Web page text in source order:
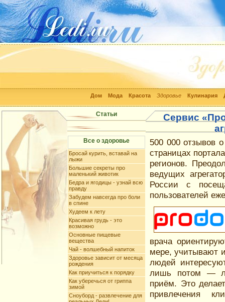
Дом Мода Красота Здоровье Кулинария
Статьи
Сервис
Все о здоровье
Бросай курить, вставай на
лыжи
Большие секреты про
маленький животик
Бедра и ягодицы - узнай всю
правду
Забудем навсегда про боли
в спине
Худеем к лету
Красивая грудь - это
возможно
Основные пищевые
вещества
Чай - волшебный напиток
Здоровье зависит от месяца
рождения
Как приучиться к порядку
Как уберечься от гриппа
зимой
Сноуборд - развлечение для
500 000 отзывов
страницах
регионов.
ведущих
России с
пользователей
врача
мере, учитывают
людей
лишь потом —
приём. Это
привлечения